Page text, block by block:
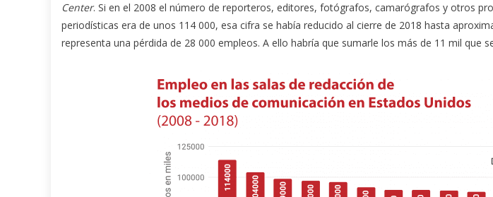
Center. Si en el 2008 el número de reporteros, editores, fotógrafos, camarógrafos y otros
periodísticas era de unos 114 000, esa cifra se había reducido al cierre de 2018 hasta
representa una pérdida de 28 000 empleos. A ello habría que sumarle los más de 11 mil que